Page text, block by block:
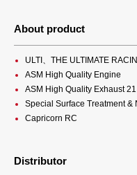
About product
ULTI、THE ULTIMATE
ASM High Quality Engine
ASM High Quality Exhaust
Special Surface Treatment &
Capricorn RC
Distributor